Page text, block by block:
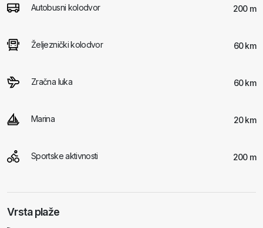
Autobusni kolodvor 200 m
Željeznički kolodvor 60 km
Zračna luka 60 km
Marina 20 km
Sportske aktivnosti 200 m
Vrsta plaže